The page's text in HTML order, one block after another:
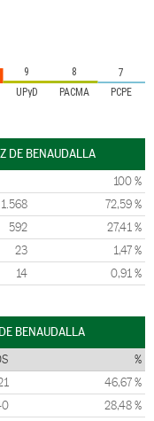
UPyD PACMA PCPE
9
8 7
DE BENAUDALLA
100 %
1.568 72,59 %
592 27,41 %
23 1,47 %
14 0,91 %
BENAUDALLA
%
46,67 %
28,48 %